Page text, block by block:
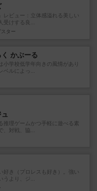
レビュー：立体感溢れる美しい
受けする良...
ター
かぶーる
小学校低学年向きの風情があり
ベルによっ...
推理ゲームかつ手軽に遊べる素
、対戦、協...
好き（プロレスも好き）。強い
うより、ジ...